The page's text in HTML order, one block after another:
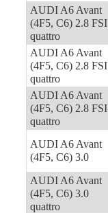
AUDI A6 Avant
(4F5, C6) 2.8 FSI
quattro
AUDI A6 Avant
(4F5, C6) 2.8 FSI
quattro
AUDI A6 Avant
(4F5, C6) 2.8 FSI
quattro
AUDI A6 Avant
(4F5, C6) 3.0
AUDI A6 Avant
(4F5, C6) 3.0
quattro